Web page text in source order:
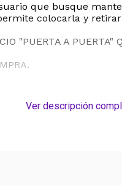
que busque
colocarla y
"PUERTA A
Ver descripción